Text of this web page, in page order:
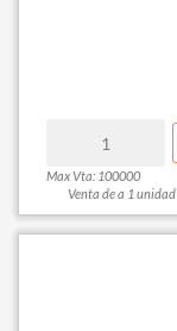
Max Vta: 100000
Venta de a 1 unidad